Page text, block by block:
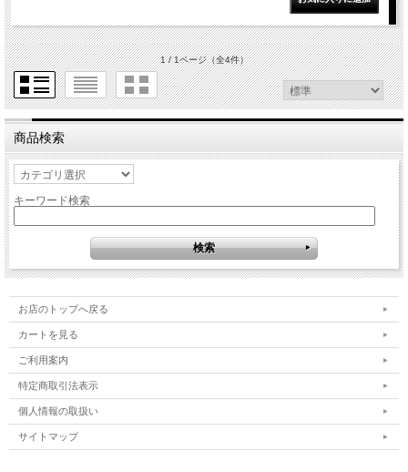
1 / 1ページ（全4件）
商品検索
キーワード検索
お店のトップへ戻る
カートを見る
ご利用案内
特定商取引法表示
個人情報の取扱い
サイトマップ